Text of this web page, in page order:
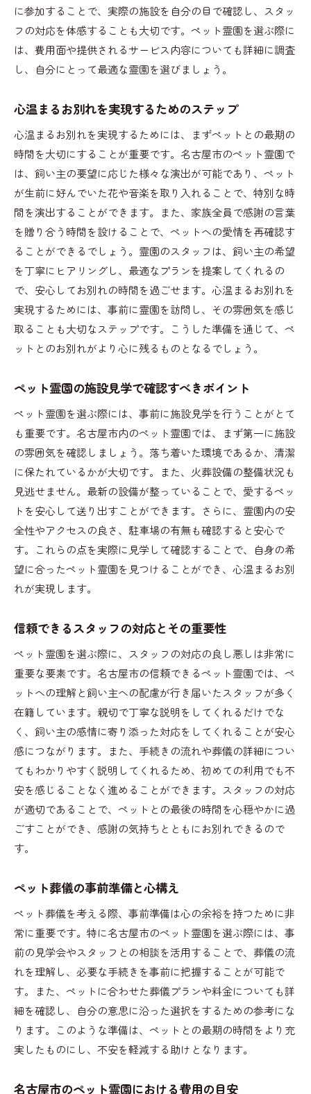
見学前に準備しておくべき質問リスト
ペット霊園の見学時に確認するべき施設設備
名古屋市内のペット霊園見学の予約方法
見学後の感想を比較する方法
見学で感じた安心感がもたらす決断力
サービス
信頼できるペット霊園の特徴とは
ペット葬儀のプロが提供するサポート内容
名古屋市のペット霊園で利用できる追加サービ
ス
飼い主の口コミから見える優良霊園の選び方
ペット霊園選びで重視すべき安全性
名古屋市におけるペット霊園の評判を調べる方
法
名古屋市でペット葬儀を成功させるためのチェ
ックリスト
ペット霊園の選択で避けるべき落とし穴
名古屋市での評判良いペット霊園の見つけ方
ペット霊園選びにおける直感の重要性
ペット霊園選びで参考にするべき情報源
名古屋市ペット霊園選びで大切にしたい5つのポイ
ント
ペット霊園選びで重視すべき立地条件
スタッフの対応の良さがもたらす安心感
ペット霊園の料金体系とその透明性
心温まるお別れを実現するためのユーザー体験
名古屋市でペット霊園を選ぶ際の注意点と見学の重
要性
ペット霊園見学が重要である理由
名古屋市でのペット霊園選びの落とし穴
ペット霊園選びの前に確認するべき契約内容
見学時に注意したいスタッフの対応面
ペットのための理想的な最期を考えるヒント
ペット葬儀ガイドとして知っておくべき基礎知
名古屋市内のペット霊園での葬儀の流れ
ペット葬儀をより心に残るものにするための工
名古屋市でのペット葬儀に関する口コミ評価
ペット霊園選びでの地域性を考慮した選択
に参加することで、実際の施設を自分の目で確認し、スタッ
フの対応を体感することも大切です。ペット霊園を選ぶ際に
は、費用面や提供されるサービス内容についても詳細に調査
し、自分にとって最適な霊園を選びましょう。
心温まるお別れを実現するためのステップ
心温まるお別れを実現するためには、まずペットとの最期の
時間を大切にすることが重要です。名古屋市のペット霊園で
は、飼い主の要望に応じた様々な演出が可能であり、ペット
が生前に好んでいた花や音楽を取り入れることで、特別な時
間を演出することができます。また、家族全員で感謝の言葉
を贈り合う時間を設けることで、ペットへの愛情を再確認す
ることができるでしょう。霊園のスタッフは、飼い主の希望
を丁寧にヒアリングし、最適なプランを提案してくれるの
で、安心してお別れの時間を過ごせます。心温まるお別れを
実現するためには、事前に霊園を訪問し、その雰囲気を感じ
取ることも大切なステップです。こうした準備を通じて、ペ
ットとのお別れがより心に残るものとなるでしょう。
ペット霊園の施設見学で確認すべきポイント
ペット霊園を選ぶ際には、事前に施設見学を行うことがとて
も重要です。名古屋市内のペット霊園では、まず第一に施設
の雰囲気を確認しましょう。落ち着いた環境であるか、清潔
に保たれているかが大切です。また、火葬設備の整備状況も
見逃せません。最新の設備が整っていることで、愛するペッ
トを安心して送り出すことができます。さらに、霊園内の安
全性やアクセスの良さ、駐車場の有無も確認すると安心で
す。これらの点を実際に見学して確認することで、自身の希
望に合ったペット霊園を見つけることができ、心温まるお別
れが実現します。
信頼できるスタッフの対応とその重要性
ペット霊園を選ぶ際に、スタッフの対応の良し悪しは非常に
重要な要素です。名古屋市の信頼できるペット霊園では、ペ
ットへの理解と飼い主への配慮が行き届いたスタッフが多く
在籍しています。親切で丁寧な説明をしてくれるだけでな
く、飼い主の感情に寄り添った対応をしてくれることが安心
感につながります。また、手続きの流れや葬儀の詳細につい
てもわかりやすく説明してくれるため、初めての利用でも不
安を感じることなく進めることができます。スタッフの対応
が適切であることで、ペットとの最後の時間を心穏やかに過
ごすことができ、感謝の気持ちとともにお別れできるので
す。
ペット葬儀の事前準備と心構え
ペット葬儀を考える際、事前準備は心の余裕を持つために非
常に重要です。特に名古屋市のペット霊園を選ぶ際には、事
前の見学会やスタッフとの相談を活用することで、葬儀の流
れを理解し、必要な手続きを事前に把握することが可能で
す。また、ペットに合わせた葬儀プランや料金についても詳
細を確認し、自分の意思に沿った選択をするための参考にな
ります。このような準備は、ペットとの最期の時間をより充
実したものにし、不安を軽減する助けとなります。
名古屋市のペット霊園における費用の目安